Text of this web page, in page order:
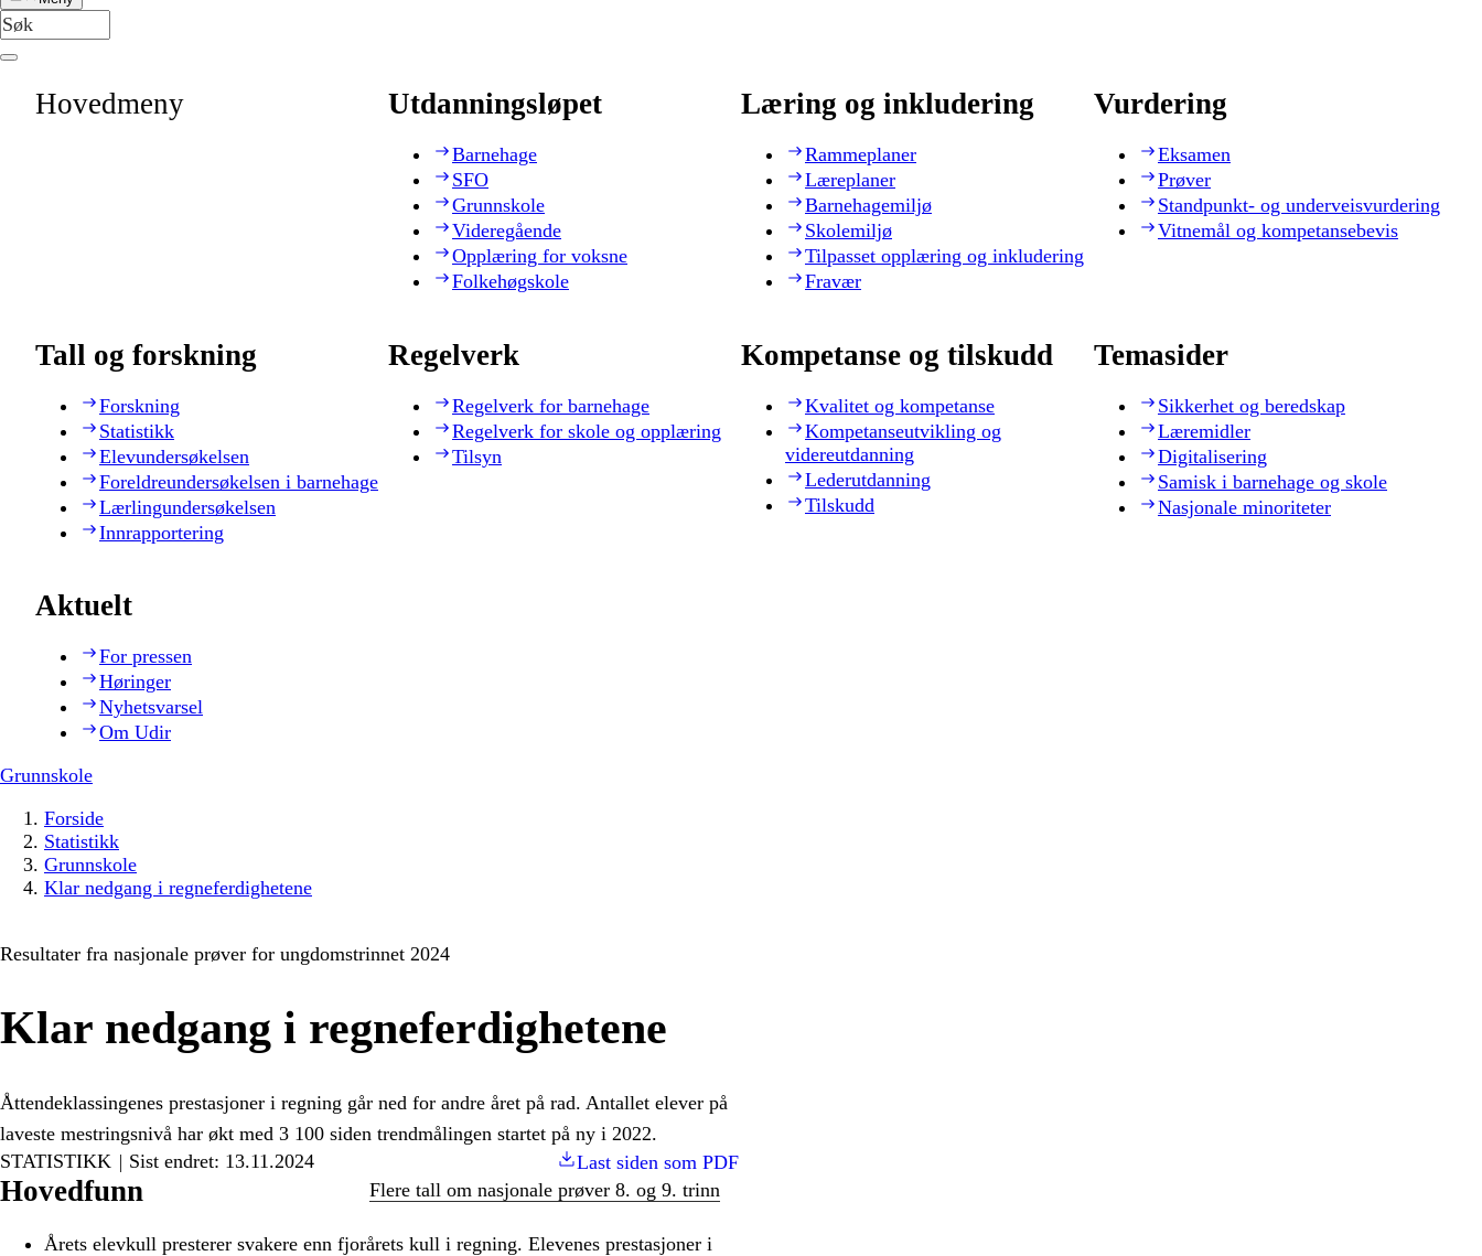
Hovedmeny Utdanningsløpet
Barnehage
SFO
Grunnskole
Videregående
Opplæring for voksne
Folkehøgskole
Læring og inkludering
Rammeplaner
Læreplaner
Barnehagemiljø
Skolemiljø
Tilpasset opplæring og inkludering
Fravær
Vurdering
Eksamen
Prøver
Standpunkt- og underveisvurdering
Vitnemål og kompetansebevis
Tall og forskning
Forskning
Statistikk
Elevundersøkelsen
Foreldreundersøkelsen i barnehage
Lærlingundersøkelsen
Innrapportering
Regelverk
Regelverk for barnehage
Regelverk for skole og opplæring
Tilsyn
Kompetanse og tilskudd
Kvalitet og kompetanse
Kompetanseutvikling og
videreutdanning
Lederutdanning
Tilskudd
Temasider
Sikkerhet og beredskap
Læremidler
Digitalisering
Samisk i barnehage og skole
Nasjonale minoriteter
Aktuelt
For pressen
Høringer
Nyhetsvarsel
Om Udir
Grunnskole
Forside
Statistikk
Grunnskole
Klar nedgang i regneferdighetene
Resultater fra nasjonale prøver for ungdomstrinnet 2024
Klar nedgang i regneferdighetene
Åttendeklassingenes prestasjoner i regning går ned for andre året på rad. Antallet elever på
laveste mestringsnivå har økt med 3 100 siden trendmålingen startet på ny i 2022.
STATISTIKK
Sist endret: 13.11.2024
Last siden som PDF
Flere tall om nasjonale prøver 8. og 9. trinn
Hovedfunn
Årets elevkull presterer svakere enn fjorårets kull i regning. Elevenes prestasjoner i